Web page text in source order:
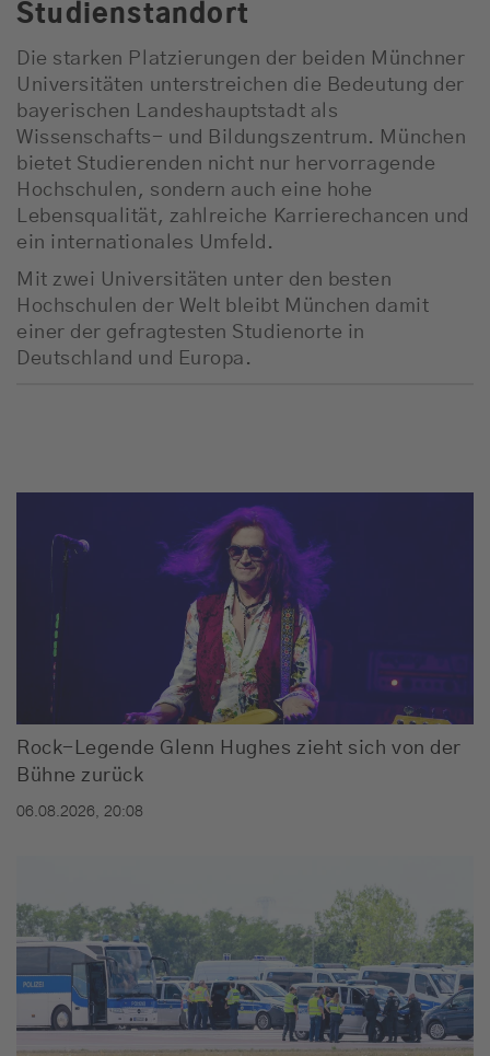
Studienstandort
Die starken Platzierungen der beiden Münchner
Universitäten unterstreichen die Bedeutung der
bayerischen Landeshauptstadt als
Wissenschafts- und Bildungszentrum. München
bietet Studierenden nicht nur hervorragende
Hochschulen, sondern auch eine hohe
Lebensqualität, zahlreiche Karrierechancen und
ein internationales Umfeld.
Mit zwei Universitäten unter den besten
Hochschulen der Welt bleibt München damit
einer der gefragtesten Studienorte in
Deutschland und Europa.
Rock-Legende Glenn Hughes zieht sich von der
Bühne zurück
06.08.2026, 20:08